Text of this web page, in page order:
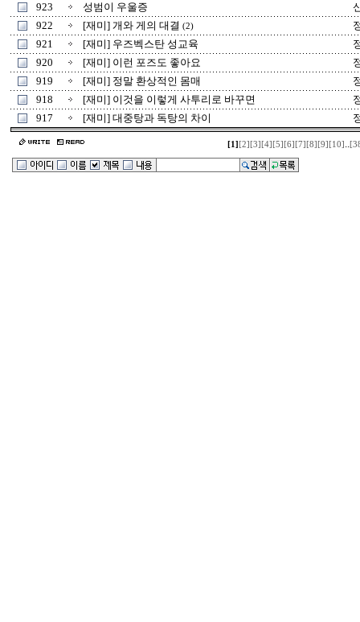
923
성범이 우울증
922
[재미] 개와 게의 대결 (2)
921
[재미] 우즈벡스탄 성교육
920
[재미] 이런 포즈도 좋아요
919
[재미] 정말 환상적인 몸매
918
[재미] 이것을 이렇게 사투리로 바꾸면
917
[재미] 대중탕과 독탕의 차이
[1] [2] [3] [4] [5] [6] [7] [8] [9] [10] ..